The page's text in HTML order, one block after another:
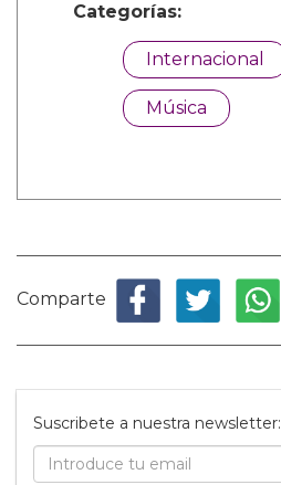
Categorías:
Internacional
Música
Comparte
Suscribete a nuestra newsletter: